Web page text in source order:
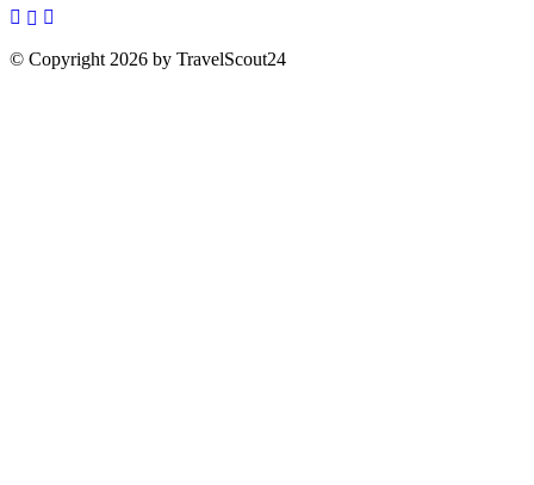
© Copyright 2026 by TravelScout24